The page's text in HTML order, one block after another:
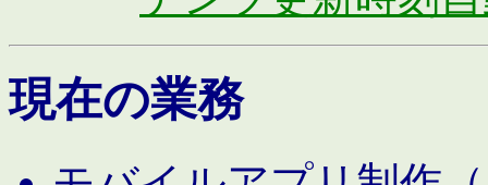
現在の業務